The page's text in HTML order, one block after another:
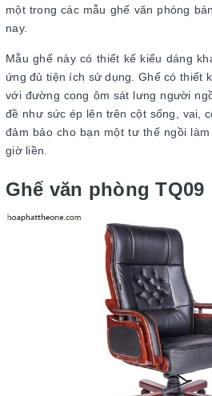
một trong các mẫu ghế văn phòng
nay.
Mẫu ghế này có thiết kế kiểu dáng
ứng đủ tiện ích sử dụng. Ghế có thiết
với đường cong ôm sát lưng người
đề như sức ép lên trên cột sống, vai,
đảm bảo cho bạn một tư thế ngồi
giờ liền.
Ghế văn phòng TQ09